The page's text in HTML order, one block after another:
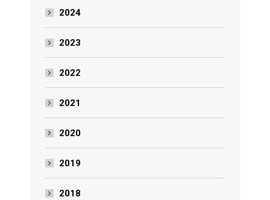
2024
2023
2022
2021
2020
2019
2018